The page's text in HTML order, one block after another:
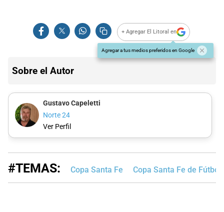
+ Agregar El Litoral en
Agregar a tus medios preferidos en Google
Sobre el Autor
Gustavo Capeletti
Norte 24
Ver Perfil
#TEMAS: Copa Santa Fe Copa Santa Fe de Fútbol